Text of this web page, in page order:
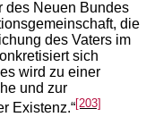
des Neuen Bundes
die
des Vaters im
sich
wird zu einer
und zur
Existenz.“[203]